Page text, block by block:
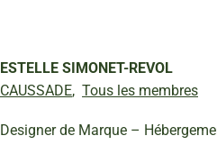
ESTELLE SIMONET-REVOL
CAUSSADE, Tous les membres
Designer de Marque –